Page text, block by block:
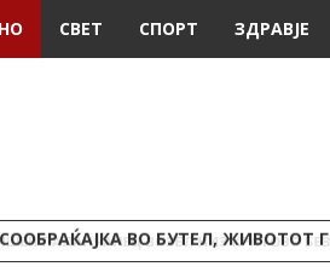
СВЕТ СПОРТ ЗДРАВЈЕ
ВО БУТЕЛ, ЖИВОТОТ